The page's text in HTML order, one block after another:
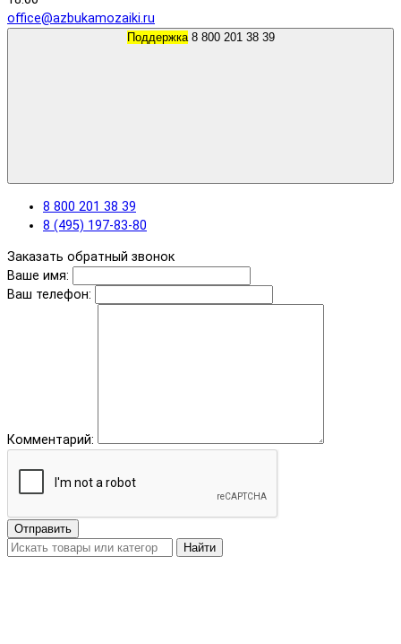
office@azbukamozaiki.ru
Поддержка 8 800 201 38 39
8 800 201 38 39
8 (495) 197-83-80
Заказать обратный звонок
Ваше имя:
Ваш телефон:
Комментарий:
Отправить
Найти